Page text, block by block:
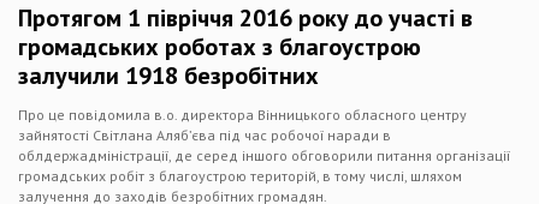
Протягом 1 півріччя 2016 року до участі в
громадських роботах з благоустрою
залучили 1918 безробітних
Про це повідомила в.о. директора Вінницького обласного центру
зайнятості Світлана Аляб’єва під час робочої наради в
облдержадміністрації, де серед іншого обговорили питання організації
громадських робіт з благоустрою територій, в тому числі, шляхом
залучення до заходів безробітних громадян.